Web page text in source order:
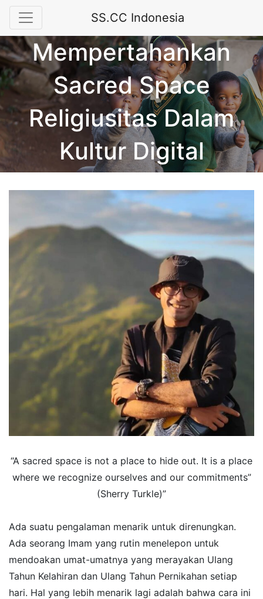
SS.CC Indonesia
Mempertahankan
Sacred Space
Religiusitas Dalam
Kultur Digital
“A sacred space is not a place to hide out. It is a place
where we recognize ourselves and our commitments”
(Sherry Turkle)”
Ada suatu pengalaman menarik untuk direnungkan.
Ada seorang Imam yang rutin menelepon untuk
mendoakan umat-umatnya yang merayakan Ulang
Tahun Kelahiran dan Ulang Tahun Pernikahan setiap
hari. Hal yang lebih menarik lagi adalah bahwa cara ini